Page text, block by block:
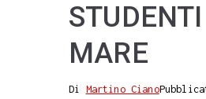
MARE
Di Martino Ciano